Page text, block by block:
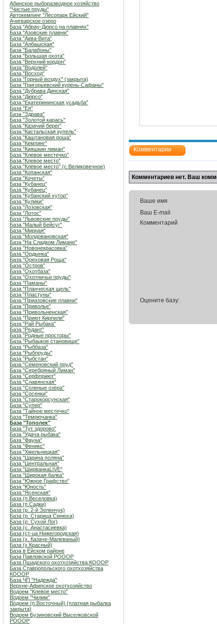
Абинское рыборазводное хозяйство
"Чистые пруды"
Автокемпинг "Лесопарк Ейский"
Ачигварское озеро
База "Абрау-Дюрсо на плавнях"
База "Азовские плавни"
База "Аква-Вита"
База "Албашская"
База "Балабоны"
База "Большая охота"
База "Верхний кордон"
База "Водолей"
База "Восход"
База "Горный воздух" (закрыта)
База "Григорьевский курень-Сафаны"
База "Дубрава Динская"
База "Дюрсо"
База "Екатерининская усадьба"
База "Ея"
База "Здрава"
База "Золотой карась"
База "Казачий берег"
База "Кастальская купель"
База "Каштановая роща"
База "Кемпинг"
База "Кияшкин лиман"
База "Клевое местечко"
База "Клевое место"
База "Клёвое место" (с.Великовечное)
База "Копанская"
База "Кочеты"
База "Кубанец"
База "Кубанец"
База "Кубанский хутор"
База "Кулики"
База "Лозовская"
База "Лотос"
База "Львовские пруды"
База "Малый Бейсуг"
База "Мирная"
База "Молдовановская"
База "На Сладком Лимане"
База "Новонекрасовка"
База "Ордынка"
База "Ореховая Роща"
База "Остров"
База "Охотбаза"
База "Охотничьи пруды"
База "Паманы"
База "Планческая щель"
База "Пластуны"
База "Приазовские плавни"
База "Приволье"
База "Привольненская"
База "Приют Кирпили"
База "Рай Рыбака"
База "Редант"
База "Родные просторы"
База "Рыбацкое становище"
База "Рыббаза"
База "Рыбпруды"
База "Рыбстан"
База "Семеновский пруд"
База "Серебряный Лиман"
База "Серфприют"
База "Славянская"
База "Соленые озёра"
База "Сосенки"
База "Старокорсунская"
База "Супер"
База "Тайное местечко"
База "Темрючанка"
База "Тополек"
База "Тут здорово"
База "Удача рыбака"
База "Фауна"
База "Феникс"
База "Хмельницкая"
База "Царина поляна"
База "Центральная"
База "ШирванкаLIVE"
База "Широкая балка"
База "Южное Графство"
База "Юность"
База "Ясенская"
База (п.Веселовка)
База (п.Садки)
База (р. 2-й Зеленчук)
База (р. Старица Синюха)
База (р. Сухой Лог)
База (с. Анастасиевка)
База (ст-ца Нижегородская)
База (х. Казаче-Малеваный)
База (х.Красный)
База в Ейском районе
База Павловской РОООР
База Пшадского охотхозяйства КОООР
База Ставропольского охотхозяйства
КОООР
База ЧП "Надежда"
Верхне-Афипское охотхозяйство
Водоем "Клевое место"
Водоем "Чилим"
Водоем (п.Восточный) (платная рыбалка
закрыта)
Водоем Бузиновский Выселковской
РОООР
Комментарии
Комментариев нет. Ваш
Ваше имя
Ваш E-mail
Комментарий
Оцените базу: